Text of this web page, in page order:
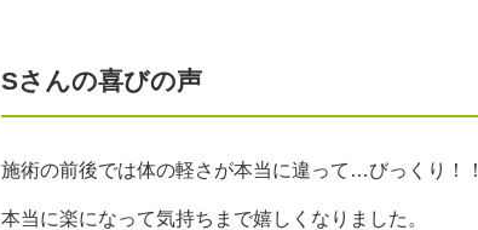
Sさんの喜びの声
施術の前後では体の軽さが本当に違って…びっくり！！
本当に楽になって気持ちまで嬉しくなりました。